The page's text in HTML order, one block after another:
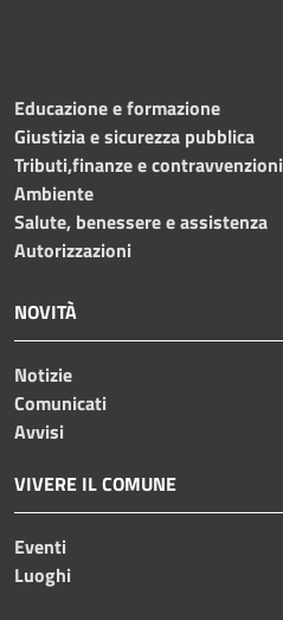
Educazione e formazione
Giustizia e sicurezza pubblica
Tributi,finanze e contravvenzioni
Ambiente
Salute, benessere e assistenza
Autorizzazioni
NOVITÀ
Notizie
Comunicati
Avvisi
VIVERE IL COMUNE
Eventi
Luoghi